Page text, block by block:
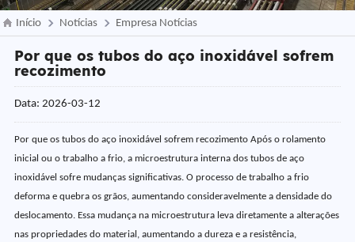
Início Notícias Empresa Notícias
Por que os tubos do aço inoxidável sofrem
recozimento
Data: 2026-03-12
Por que os tubos do aço inoxidável sofrem recozimento Após o rolamento
inicial ou o trabalho a frio, a microestrutura interna dos tubos de aço
inoxidável sofre mudanças significativas. O processo de trabalho a frio
deforma e quebra os grãos, aumentando consideravelmente a densidade do
deslocamento. Essa mudança na microestrutura leva diretamente a alterações
nas propriedades do material, aumentando a dureza e a resistência,